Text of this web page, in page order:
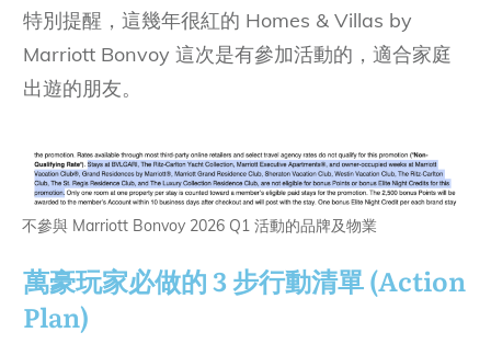
特別提醒，這幾年很紅的 Homes & Villas by
Marriott Bonvoy 這次是有參加活動的，適合家庭
出遊的朋友。
不參與 Marriott Bonvoy 2026 Q1 活動的品牌及物業
萬豪玩家必做的 3 步行動清單 (Action
Plan)